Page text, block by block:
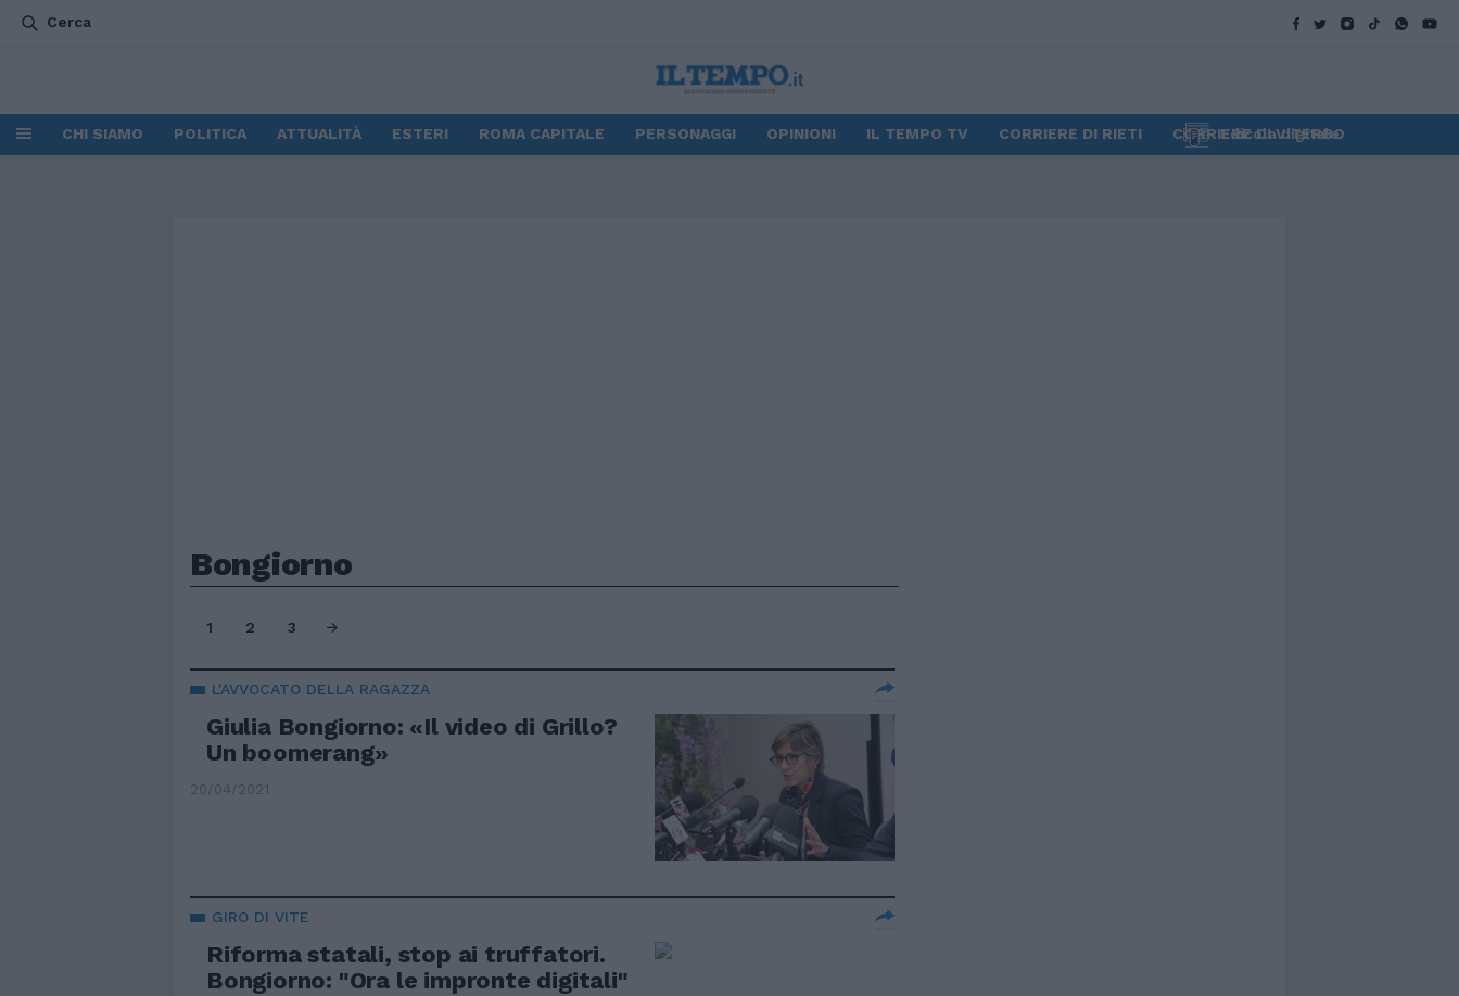
Cerca
CHI SIAMO POLITICA ATTUALITÀ ESTERI ROMA CAPITALE PERSONAGGI OPINIONI IL TEMPO TV CORRIERE DI RIETI CORRIERE DI VITERBO
Edicola digitale
Bongiorno
1 2 3
L'AVVOCATO DELLA RAGAZZA
Giulia Bongiorno: «Il video di Grillo?
Un boomerang»
20/04/2021
GIRO DI VITE
Riforma statali, stop ai truffatori.
Bongiorno: "Ora le impronte digitali"